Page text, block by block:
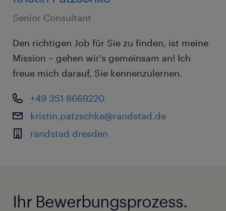
Senior Consultant
Den richtigen Job für Sie zu finden, ist meine
Mission – gehen wir's gemeinsam an! Ich
freue mich darauf, Sie kennenzulernen.
+49 351 8669220
kristin.patzschke@randstad.de
randstad dresden
Ihr Bewerbungsprozess.